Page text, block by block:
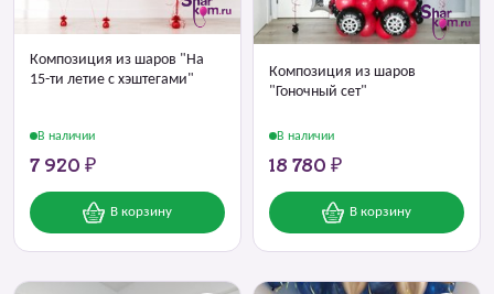
Композиция из шаров "На
15-ти летие с хэштегами"
В наличии
7 920 ₽
В корзину
Композиция из шаров
"Гоночный сет"
В наличии
18 780 ₽
В корзину